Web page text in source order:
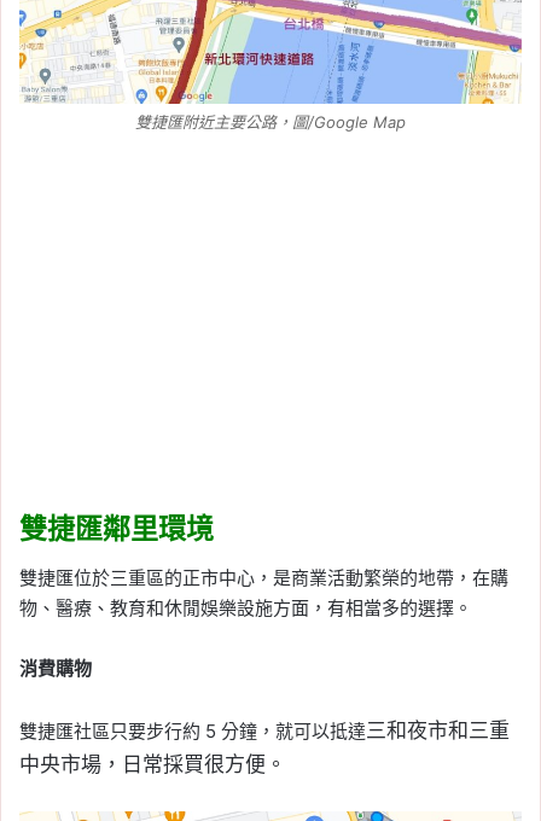
雙捷匯附近主要公路，圖/Google Map
雙捷匯鄰里環境
雙捷匯位於三重區的正市中心，是商業活動繁榮的地帶，在購
物、醫療、教育和休閒娛樂設施方面，有相當多的選擇。
消費購物
雙捷匯社區只要步行約 5 分鐘，就可以抵達三和夜市和三重
中央市場，日常採買很方便。